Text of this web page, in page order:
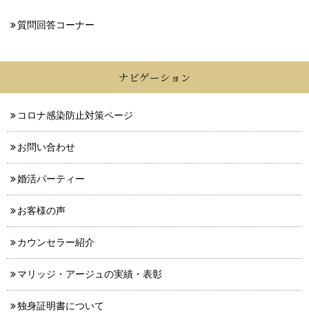
質問回答コーナー
ナビゲーション
コロナ感染防止対策ページ
お問い合わせ
婚活パーティー
お客様の声
カウンセラー紹介
マリッジ・アージュの実績・表彰
独身証明書について